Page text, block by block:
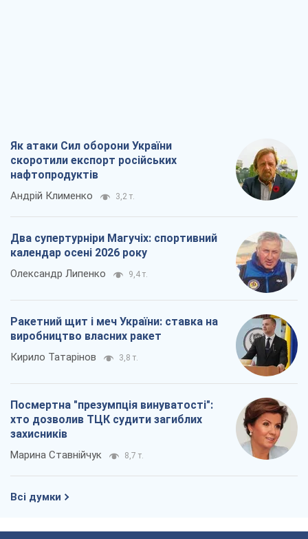
Як атаки Сил оборони України
скоротили експорт російських
нафтопродуктів
Андрій Клименко 3,2 т.
Два супертурніри Магучіх: спортивний
календар осені 2026 року
Олександр Липенко 9,4 т.
Ракетний щит і меч України: ставка на
виробництво власних ракет
Кирило Татарінов 3,8 т.
Посмертна "презумпція винуватості":
хто дозволив ТЦК судити загиблих
захисників
Марина Ставнійчук 8,7 т.
Всі думки